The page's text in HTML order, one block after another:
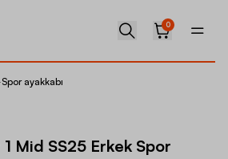
0
Spor ayakkabı
Mid SS25 Erkek Spor